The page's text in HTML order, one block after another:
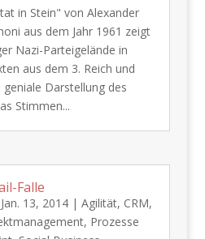
in Stein" von Alexander
aus dem Jahr 1961 zeigt
Nazi-Parteigelände in
aus dem 3. Reich und
Darstellung des
Stimmen...
Falle
Jan. 13, 2014| Agilität, CRM,
, Prozesse